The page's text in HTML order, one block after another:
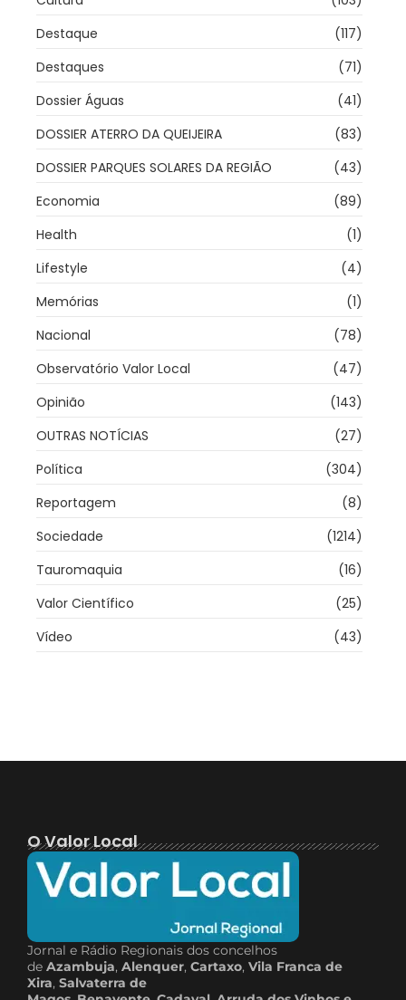
Destaque
(117)
Destaques
(71)
Dossier Águas
(41)
DOSSIER ATERRO DA QUEIJEIRA
(83)
DOSSIER PARQUES SOLARES DA REGIÃO
(43)
Economia
(89)
Health
(1)
Lifestyle
(4)
Memórias
(1)
Nacional
(78)
Observatório Valor Local
(47)
Opinião
(143)
OUTRAS NOTÍCIAS
(27)
Política
(304)
Reportagem
(8)
Sociedade
(1214)
Tauromaquia
(16)
Valor Científico
(25)
Vídeo
(43)
O Valor Local
Jornal e Rádio Regionais dos concelhos
de Azambuja, Alenquer, Cartaxo, Vila Franca de
Xira, Salvaterra de